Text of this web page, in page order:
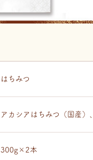
はちみつ
アカシアはちみつ（国産）
300g×2本